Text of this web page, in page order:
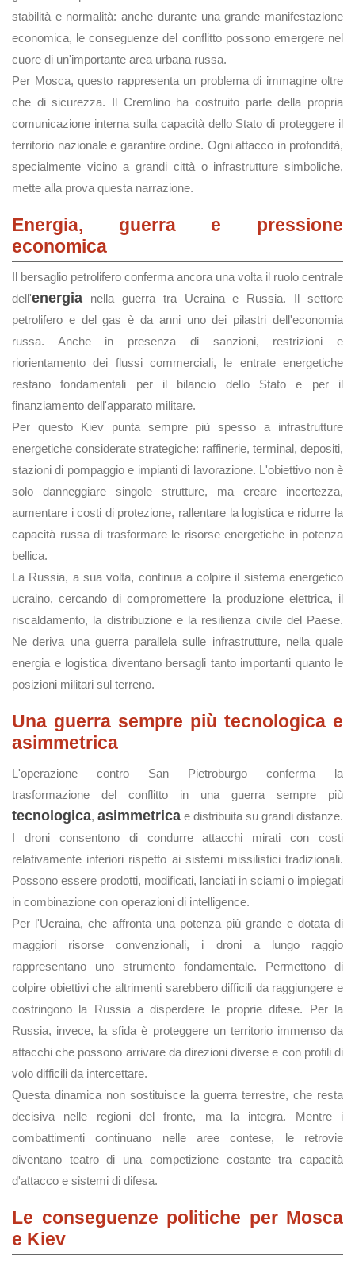
stabilità e normalità: anche durante una grande manifestazione
economica, le conseguenze del conflitto possono emergere nel
cuore di un'importante area urbana russa.
Per Mosca, questo rappresenta un problema di immagine oltre
che di sicurezza. Il Cremlino ha costruito parte della propria
comunicazione interna sulla capacità dello Stato di proteggere il
territorio nazionale e garantire ordine. Ogni attacco in profondità,
specialmente vicino a grandi città o infrastrutture simboliche,
mette alla prova questa narrazione.
Energia, guerra e pressione
economica
Il bersaglio petrolifero conferma ancora una volta il ruolo centrale
dell'energia nella guerra tra Ucraina e Russia. Il settore
petrolifero e del gas è da anni uno dei pilastri dell'economia
russa. Anche in presenza di sanzioni, restrizioni e
riorientamento dei flussi commerciali, le entrate energetiche
restano fondamentali per il bilancio dello Stato e per il
finanziamento dell'apparato militare.
Per questo Kiev punta sempre più spesso a infrastrutture
energetiche considerate strategiche: raffinerie, terminal, depositi,
stazioni di pompaggio e impianti di lavorazione. L'obiettivo non è
solo danneggiare singole strutture, ma creare incertezza,
aumentare i costi di protezione, rallentare la logistica e ridurre la
capacità russa di trasformare le risorse energetiche in potenza
bellica.
La Russia, a sua volta, continua a colpire il sistema energetico
ucraino, cercando di compromettere la produzione elettrica, il
riscaldamento, la distribuzione e la resilienza civile del Paese.
Ne deriva una guerra parallela sulle infrastrutture, nella quale
energia e logistica diventano bersagli tanto importanti quanto le
posizioni militari sul terreno.
Una guerra sempre più tecnologica e
asimmetrica
L'operazione contro San Pietroburgo conferma la
trasformazione del conflitto in una guerra sempre più
tecnologica, asimmetrica e distribuita su grandi distanze.
I droni consentono di condurre attacchi mirati con costi
relativamente inferiori rispetto ai sistemi missilistici tradizionali.
Possono essere prodotti, modificati, lanciati in sciami o impiegati
in combinazione con operazioni di intelligence.
Per l'Ucraina, che affronta una potenza più grande e dotata di
maggiori risorse convenzionali, i droni a lungo raggio
rappresentano uno strumento fondamentale. Permettono di
colpire obiettivi che altrimenti sarebbero difficili da raggiungere e
costringono la Russia a disperdere le proprie difese. Per la
Russia, invece, la sfida è proteggere un territorio immenso da
attacchi che possono arrivare da direzioni diverse e con profili di
volo difficili da intercettare.
Questa dinamica non sostituisce la guerra terrestre, che resta
decisiva nelle regioni del fronte, ma la integra. Mentre i
combattimenti continuano nelle aree contese, le retrovie
diventano teatro di una competizione costante tra capacità
d'attacco e sistemi di difesa.
Le conseguenze politiche per Mosca
e Kiev